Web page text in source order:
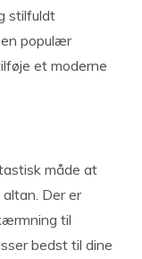
stilfuldt
populær
et moderne
måde at
Der er
til
bedst til dine